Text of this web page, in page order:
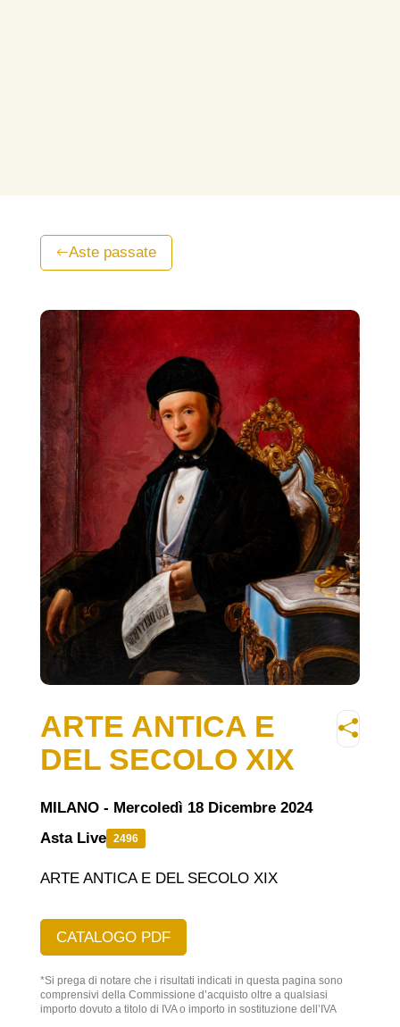
Aste passate
ARTE ANTICA E
DEL SECOLO XIX
MILANO - Mercoledì 18 Dicembre 2024
Asta Live 2496
ARTE ANTICA E DEL SECOLO XIX
CATALOGO PDF
*Si prega di notare che i risultati indicati in questa pagina sono
comprensivi della Commissione d’acquisto oltre a qualsiasi
importo dovuto a titolo di IVA o importo in sostituzione dell’IVA